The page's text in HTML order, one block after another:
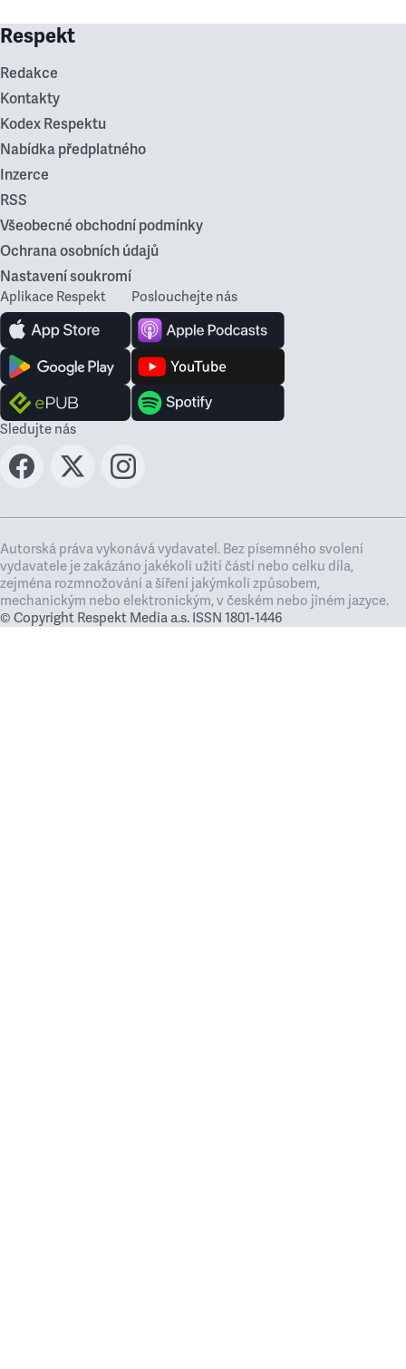
Respekt
Redakce
Kontakty
Kodex Respektu
Nabídka předplatného
Inzerce
RSS
Všeobecné obchodní podmínky
Ochrana osobních údajů
Nastavení soukromí
Aplikace Respekt Poslouchejte nás
Sledujte nás
Autorská práva vykonává vydavatel. Bez písemného svolení
vydavatele je zakázáno jakékoli užití částí nebo celku díla,
zejména rozmnožování a šíření jakýmkoli způsobem,
mechanickým nebo elektronickým, v českém nebo jiném jazyce.
© Copyright Respekt Media a.s. ISSN 1801-1446